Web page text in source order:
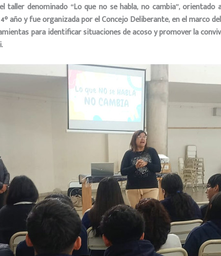
taller denominado “Lo que no se habla, no cambia”,
año y fue organizada por el Concejo Deliberante, en el marco
para identificar situaciones de acoso y promover la